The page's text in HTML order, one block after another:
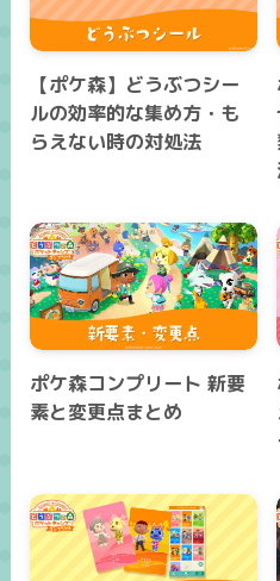
【ポケ森】どうぶつシー
ルの効率的な集め方・も
らえない時の対処法
ポケ森コンプリート 新要
素と変更点まとめ